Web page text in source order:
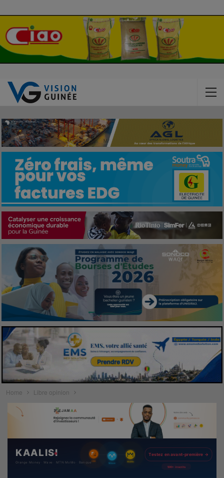
Home Libre opinion